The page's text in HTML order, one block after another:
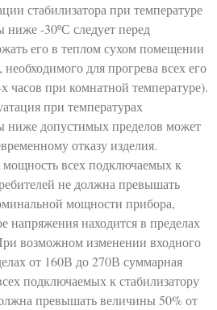
стабилизатора при температуре
-30ºС следует перед
его в теплом сухом помещении
для прогрева всех его
часов при комнатной температуре).
при температурах
ниже допустимых пределов может
отказу изделия.
всех подключаемых к
не должна превышать
мощности прибора,
напряжения находится в пределах
возможном изменении входного
от 160В до 270В суммарная
подключаемых к стабилизатору
превышать величины 50% от